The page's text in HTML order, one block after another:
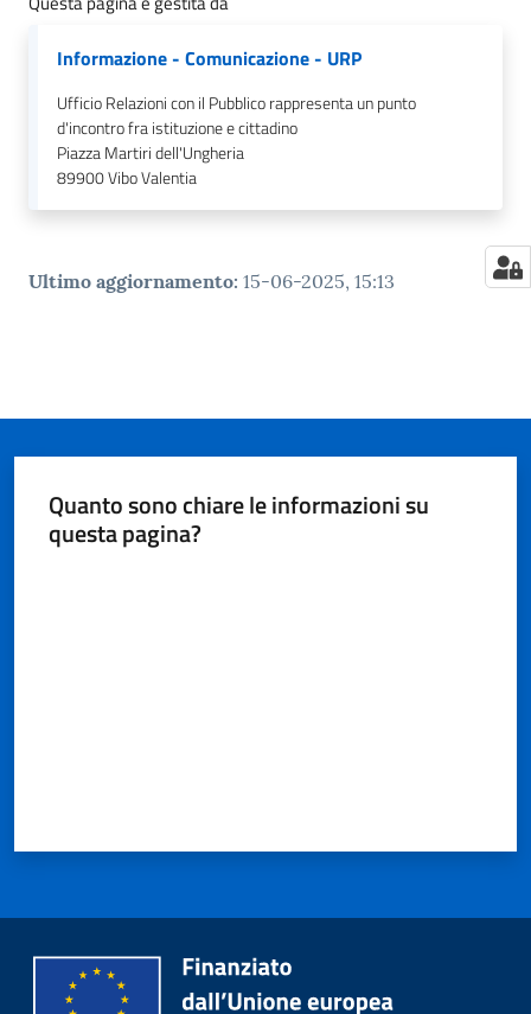
Informazione - Comunicazione - URP
Ufficio Relazioni con il Pubblico rappresenta un punto
d'incontro fra istituzione e cittadino
Piazza Martiri dell'Ungheria
89900Vibo Valentia
Ultimo aggiornamento: 15-06-2025, 15:13
Quanto sono chiare le informazioni su
questa pagina?